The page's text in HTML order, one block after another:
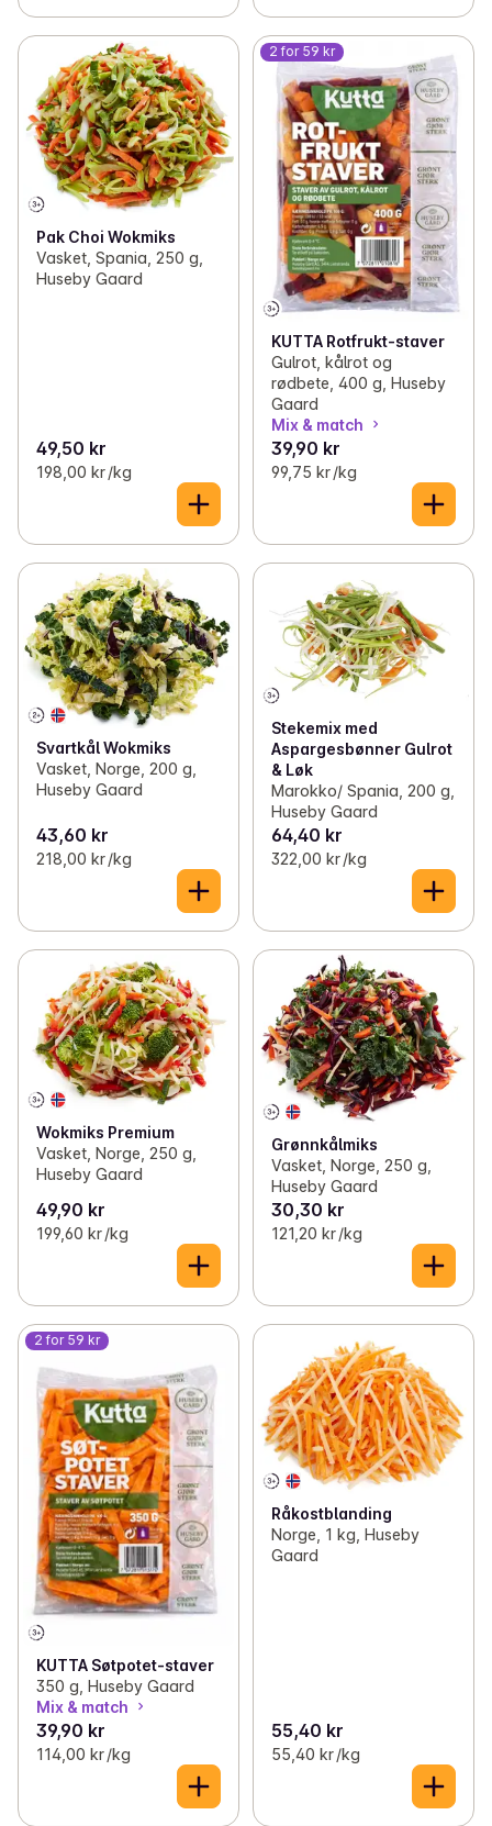
Pak Choi Wokmiks
Vasket, Spania, 250 g,
Huseby Gaard
49,50 kr
198,00 kr /kg
2 for 59 kr
KUTTA Rotfrukt-staver
Gulrot, kålrot og
rødbete, 400 g, Huseby
Gaard
Mix & match
39,90 kr
99,75 kr /kg
Svartkål Wokmiks
Vasket, Norge, 200 g,
Huseby Gaard
43,60 kr
218,00 kr /kg
Stekemix med
Aspargesbønner Gulrot
& Løk
Marokko/ Spania, 200 g,
Huseby Gaard
64,40 kr
322,00 kr /kg
Wokmiks Premium
Vasket, Norge, 250 g,
Huseby Gaard
49,90 kr
199,60 kr /kg
Grønnkålmiks
Vasket, Norge, 250 g,
Huseby Gaard
30,30 kr
121,20 kr /kg
2 for 59 kr
KUTTA Søtpotet-staver
350 g, Huseby Gaard
Mix & match
39,90 kr
114,00 kr /kg
Råkostblanding
Norge, 1 kg, Huseby
Gaard
55,40 kr
55,40 kr /kg